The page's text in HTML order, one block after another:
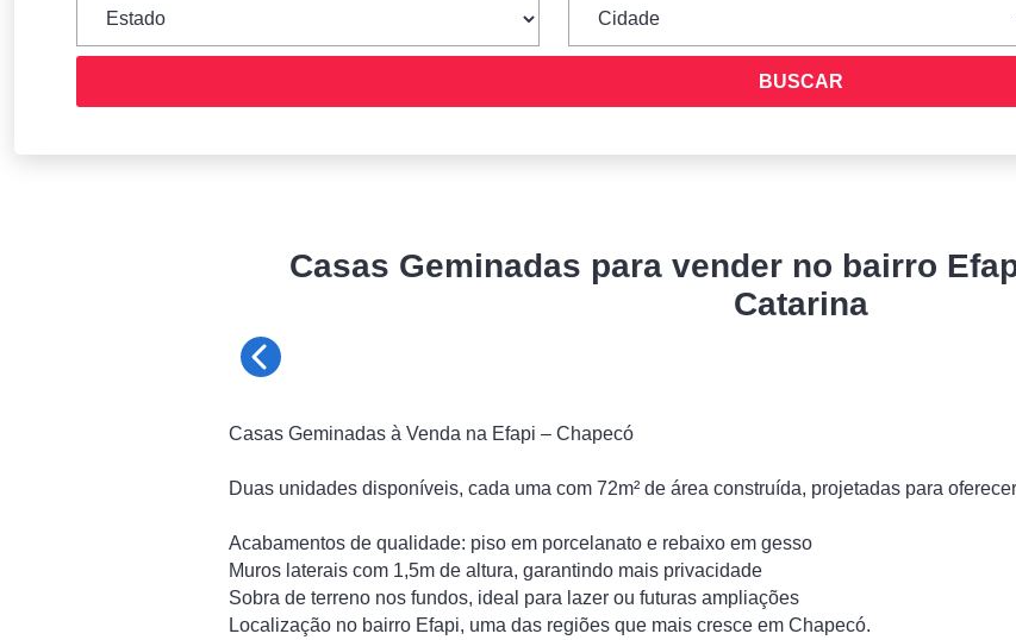
Casas Geminadas para vender no bairro
Catarina
Casas Geminadas à Venda na Efapi – Chapecó
Duas unidades disponíveis, cada uma com 72m² de área construída, projetadas para
Acabamentos de qualidade: piso em porcelanato e rebaixo em gesso
Muros laterais com 1,5m de altura, garantindo mais privacidade
Sobra de terreno nos fundos, ideal para lazer ou futuras ampliações
Localização no bairro Efapi, uma das regiões que mais cresce em Chapecó.